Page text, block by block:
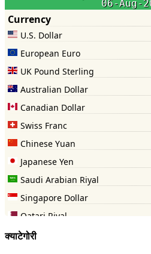
क्याटेगोरी